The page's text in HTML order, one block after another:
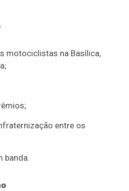
motociclistas na Basílica,
entre os
banda.